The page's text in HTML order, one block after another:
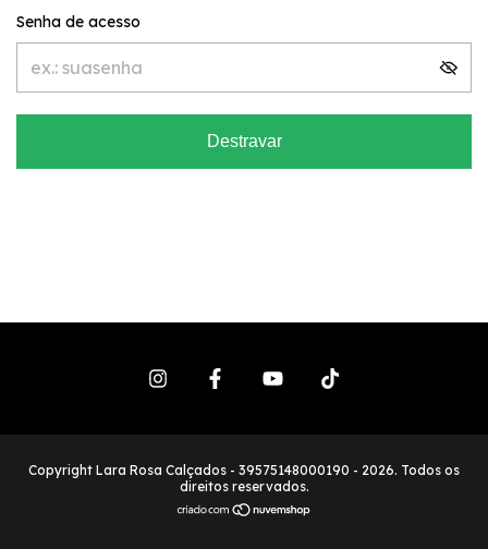
Senha de acesso
Destravar
Copyright Lara Rosa Calçados - 39575148000190 - 2026. Todos os
direitos reservados.